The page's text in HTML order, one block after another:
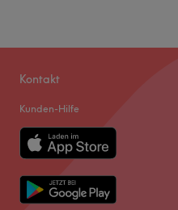
Kontakt
Kunden-Hilfe